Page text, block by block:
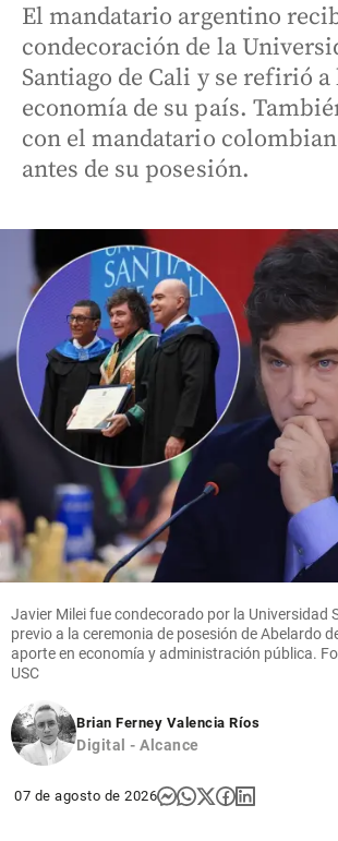
El mandatario argentino
condecoración de la
Santiago de Cali y se refirió a
economía de su país.
con el mandatario
antes de su posesión.
Javier Milei fue condecorado por la Universidad
previo a la ceremonia de posesión de Abelardo
aporte en economía y administración pública.
USC
Brian Ferney Valencia Ríos
Digital - Alcance
07 de agosto de 2026